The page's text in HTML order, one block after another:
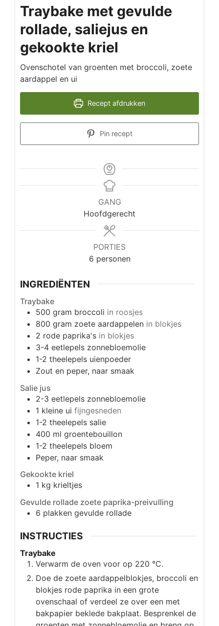
Traybake met gevulde
rollade, saliejus en
gekookte kriel
Ovenschotel van groenten met broccoli, zoete
aardappel en ui
Recept afdrukken
Pin recept
GANG
Hoofdgerecht
PORTIES
6 personen
INGREDIËNTEN
Traybake
500 gram broccoli in roosjes
800 gram zoete aardappelen in blokjes
2 rode paprika's in blokjes
3-4 eetlepels zonnebloemolie
1-2 theelepels uienpoeder
Zout en peper, naar smaak
Salie jus
2-3 eetlepels zonnebloemolie
1 kleine ui fijngesneden
1-2 theelepels salie
400 ml groentebouillon
1-2 theelepels bloem
Peper, naar smaak
Gekookte kriel
1 kg krieltjes
Gevulde rollade zoete paprika-preivulling
6 plakken gevulde rollade
INSTRUCTIES
Traybake
Verwarm de oven voor op 220 °C.
Doe de zoete aardappelblokjes, broccoli en
blokjes rode paprika in een grote
ovenschaal of verdeel ze over een met
bakpapier beklede bakplaat. Besprenkel de